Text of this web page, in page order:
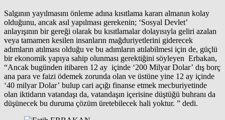
Salgının yayılmasını önleme adına kısıtlama kararı almanın kolay
olduğunu, ancak asıl yapılması gerekenin; ‘Sosyal Devlet’
anlayışının bir gereği olarak bu kısıtlamalar dolayısıyla geliri azalan
veya tamamen kesilen insanların mağduriyetlerini giderecek
adımların atılması olduğu ve bu adımların atılabilmesi için de, güçlü
bir ekonomik yapıya sahip olunması gerektiğini söyleyen Erbakan,
“Ancak bugünden itibaren 12 ay içinde ‘200 Milyar Dolar’ dış borç
ana para ve faizi ödemek zorunda olan ve üstüne yine 12 ay içinde
‘40 milyar Dolar’ bulup cari açığı finanse etmek mecburiyetinde
olan iktidarın vatandaşı da, vatandaşın içerisine düştüğü buhranı da
düşünecek bu duruma çözüm üretebilecek hali yoktur. ” dedi.